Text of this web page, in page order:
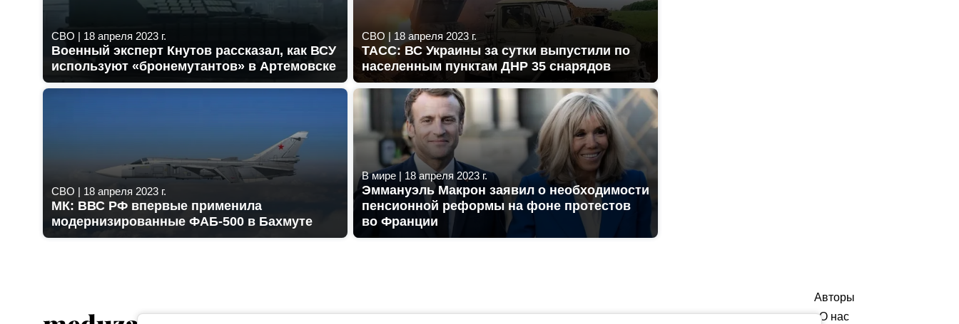
СВО | 18 апреля 2023 г.
Военный эксперт Кнутов рассказал, как ВСУ
используют «бронемутантов» в Артемовске
СВО | 18 апреля 2023 г.
ТАСС: ВС Украины за сутки выпустили по
населенным пунктам ДНР 35 снарядов
СВО | 18 апреля 2023 г.
МК: ВВС РФ впервые применила
модернизированные ФАБ-500 в Бахмуте
В мире | 18 апреля 2023 г.
Эммануэль Макрон заявил о необходимости
пенсионной реформы на фоне протестов
во Франции
Авторы
О нас